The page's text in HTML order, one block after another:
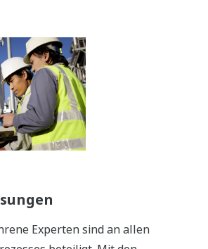
Experten sind an allen